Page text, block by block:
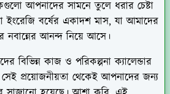
আপনাদের সামনে তুলে ধরার চেষ্টা
ইংরেজি বর্ষের একাদশ মাস, যা আমাদের
নবান্নের আনন্দ নিয়ে আসে।
বিভিন্ন কাজ ও পরিকল্পনা ক্যালেন্ডার
প্রয়োজনীয়তা থেকেই আপনাদের জন্য